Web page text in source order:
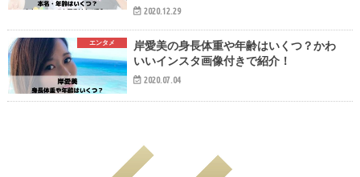
2020.12.29
エンタメ
岸愛美の身長体重や年齢はいくつ？かわ
いいインスタ画像付きで紹介！
2020.07.04